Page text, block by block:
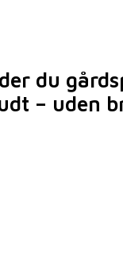
du
– uden